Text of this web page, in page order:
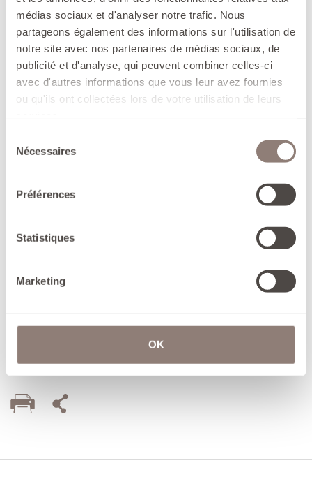
médias sociaux et d'analyser notre trafic. Nous
partageons également des informations sur l'utilisation de
notre site avec nos partenaires de médias sociaux, de
publicité et d'analyse, qui peuvent combiner celles-ci
avec d'autres informations que vous leur avez fournies
ou qu'ils ont collectées lors de votre utilisation de leurs
Nécessaires
Préférences
Statistiques
Marketing
OK
Étapes de la préparation
Laver les pommes de terre grenaille, les mini
poivrons et les gousses d'ail. Les essuyer dans un
chiffon propre.
Incorporer les légumes, les gousses d'ail
pendant deux à trois minutes en remuant
Baisser le feu au plus bas, et laisser cuire à couvert
dégustera volontiers en accompagnement d'un bon